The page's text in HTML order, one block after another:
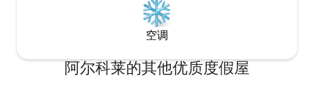
空调
阿尔科莱的其他优质度假屋